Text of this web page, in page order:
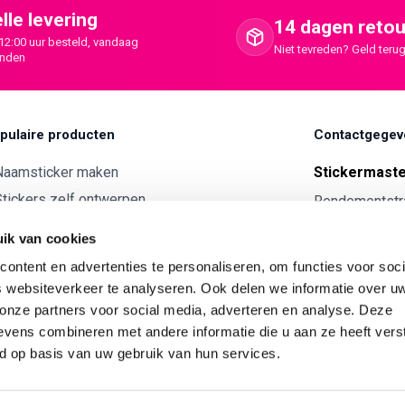
van cookies
en advertenties te personaliseren, om functies voor
websiteverkeer te analyseren. Ook delen we informatie over
partners voor social media, adverteren en analyse. Deze
combineren met andere informatie die u aan ze heeft
op basis van uw gebruik van hun services.
levering
uur besteld, vandaag
14 dagen
Niet tevreden? Geld
producten
maken
zelf ontwerpen
je eigen kunststof tekst
maken
je eigen Vilt tekst
je eigen rally naam sticker
KVK:71793437
BTW nr: